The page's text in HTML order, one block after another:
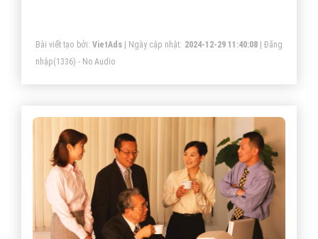
Bài viết tạo bởi: VietAds| Ngày cập nhật: 2024-12-29 11:40:08|Đăng
nhập(1336) - No Audio